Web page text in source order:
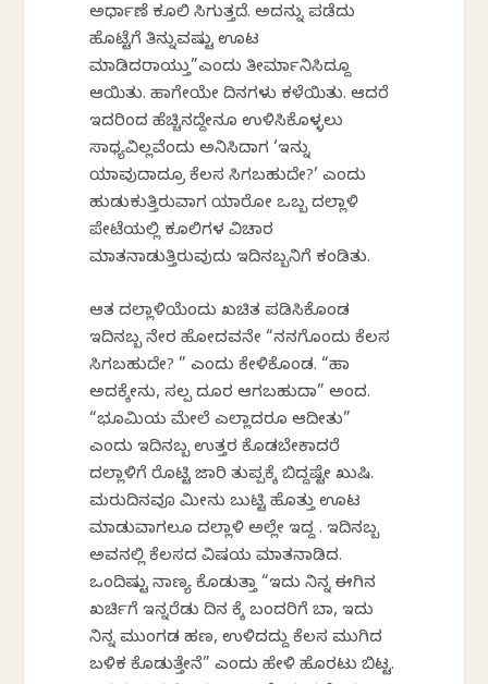
ಅರ್ಧಾಣೆ ಕೂಲಿ ಸಿಗುತ್ತದೆ. ಅದನ್ನು ಪಡೆದು
ಹೊಟ್ಟೆಗೆ ತಿನ್ನುವಷ್ಟು ಊಟ
ಮಾಡಿದರಾಯ್ತು”ಎಂದು ತೀರ್ಮಾನಿಸಿದ್ದೂ
ಆಯಿತು. ಹಾಗೇಯೇ ದಿನಗಳು ಕಳೆಯಿತು. ಆದರೆ
ಇದರಿಂದ ಹೆಚ್ಚಿನದ್ದೇನೂ ಉಳಿಸಿಕೊಳ್ಳಲು
ಸಾಧ್ಯವಿಲ್ಲವೆಂದು ಅನಿಸಿದಾಗ ‘ಇನ್ನು
ಯಾವುದಾದ್ರೂ ಕೆಲಸ ಸಿಗಬಹುದೇ?’ ಎಂದು
ಹುಡುಕುತ್ತಿರುವಾಗ ಯಾರೋ ಒಬ್ಬ ದಲ್ಲಾಳಿ
ಪೇಟೆಯಲ್ಲಿ ಕೂಲಿಗಳ ವಿಚಾರ
ಮಾತನಾಡುತ್ತಿರುವುದು ಇದಿನಬ್ಬನಿಗೆ ಕಂಡಿತು.
ಆತ ದಲ್ಲಾಳಿಯೆಂದು ಖಚಿತ ಪಡಿಸಿಕೊಂಡ
ಇದಿನಬ್ಬ ನೇರ ಹೋದವನೇ “ನನಗೊಂದು‌ ಕೆಲಸ
ಸಿಗಬಹುದೇ? ” ಎಂದು ಕೇಳಿಕೊಂಡ. “ಹಾ
ಅದಕ್ಕೇನು, ಸ್ವಲ್ಪ ದೂರ ಆಗಬಹುದಾ” ಅಂದ.
“ಭೂಮಿಯ ಮೇಲೆ ಎಲ್ಲಾದರೂ ಆದೀತು”
ಎಂದು ಇದಿನಬ್ಬ ಉತ್ತರ ಕೊಡಬೇಕಾದರೆ
ದಲ್ಲಾಳಿಗೆ ರೊಟ್ಟಿ ಜಾರಿ ತುಪ್ಪಕ್ಕೆ ಬಿದ್ದಷ್ಟೇ ಖುಷಿ.
ಮರುದಿನವೂ ಮೀನು ಬುಟ್ಟಿ ಹೊತ್ತು ಊಟ
ಮಾಡುವಾಗಲೂ ದಲ್ಲಾಳಿ ಅಲ್ಲೇ ಇದ್ದ . ಇದಿನಬ್ಬ
ಅವನಲ್ಲಿ ಕೆಲಸದ ವಿಷಯ ಮಾತನಾಡಿದ.
ಒಂದಿಷ್ಟು ನಾಣ್ಯ ಕೊಡುತ್ತಾ “ಇದು ನಿನ್ನ ಈಗಿನ
ಖರ್ಚಿಗೆ ಇನ್ನರೆಡು ದಿನ ಕ್ಕೆ ಬಂದರಿಗೆ ಬಾ, ಇದು
ನಿನ್ನ ಮುಂಗಡ ಹಣ, ಉಳಿದದ್ದು ಕೆಲಸ ಮುಗಿದ
ಬಳಿಕ ಕೊಡುತ್ತೇನೆ” ಎಂದು ಹೇಳಿ ಹೊರಟು ಬಿಟ್ಟ.